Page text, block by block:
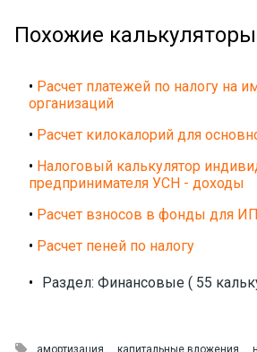
Похожие калькуляторы
• Расчет платежей по налогу на
организаций
• Расчет килокалорий для
• Налоговый калькулятор
предпринимателя УСН - доходы
• Расчет взносов в фонды для
• Расчет пеней по налогу
• Раздел: Финансовые ( 55
 амортизация капитальные вложения